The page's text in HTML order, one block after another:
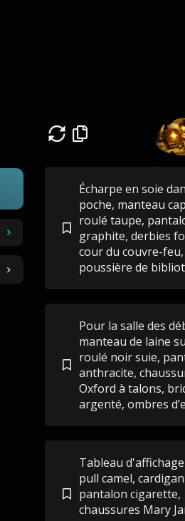
Écharpe en soie
poche, manteau
roulé taupe,
graphite, derbies
cour du couvre-feu,
poussière de
Pour la salle des
manteau de laine
roulé noir suie,
anthracite,
Oxford à talons,
argenté, ombres
Tableau
pull camel,
pantalon cigarette,
chaussures Mary